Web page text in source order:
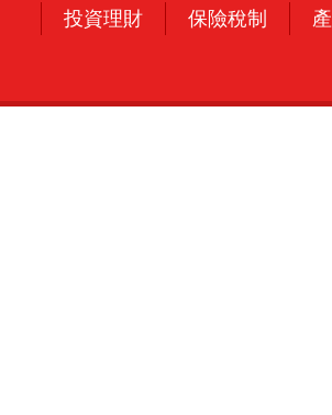
投資理財 保險稅制